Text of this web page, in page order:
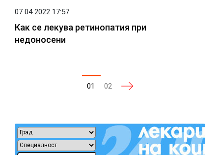
07 04 2022 17:57
Как се лекува ретинопатия при
недоносени
01 02